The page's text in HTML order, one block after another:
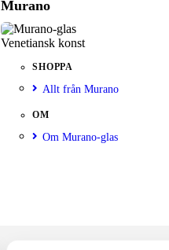
Murano
Venetiansk konst
SHOPPA
Allt från Murano
OM
Om Murano-glas